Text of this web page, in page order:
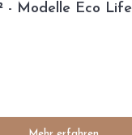
- Modelle Eco Life